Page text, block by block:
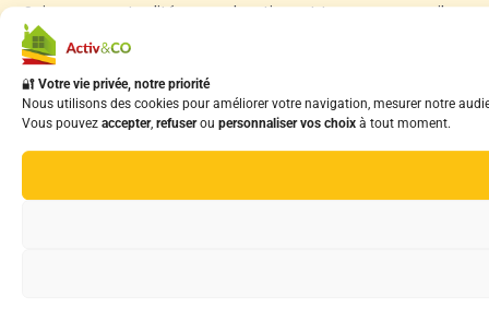
🔐 Votre vie privée, notre priorité
Nous utilisons des cookies pour améliorer votre navigation, mesurer notre
Vous pouvez accepter, refuserou personnaliser vos choix à tout moment.
Suivez nos actualités, nos chantiers et tous nos conseils
sur la rénovation énergétique.